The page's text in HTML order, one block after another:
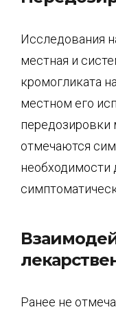
Исследования
местная и
кромогликата
местном его
передозировки
отмечаются
Ранее не